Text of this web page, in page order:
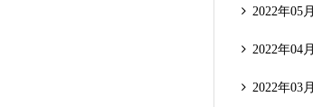
2022年05月
2022年04月
2022年03月